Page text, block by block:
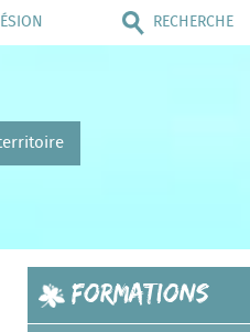
RECHERCHE
Formations